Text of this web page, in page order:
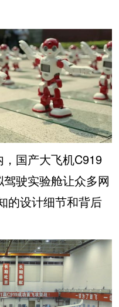
国产大飞机C919
驶实验舱让众多网
的设计细节和背后